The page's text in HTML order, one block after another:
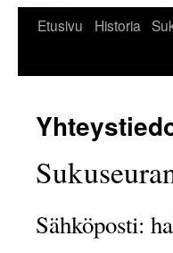
Etusivu Historia
Sähköposti: